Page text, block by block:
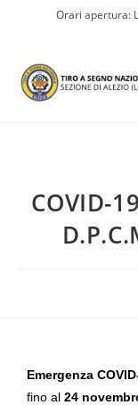
Orari apertura:
COVID-
Emergenza
fino al 24